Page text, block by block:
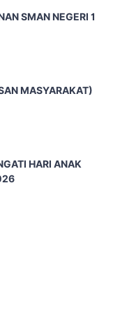
SMAN NEGERI 1
MASYARAKAT)
HARI ANAK